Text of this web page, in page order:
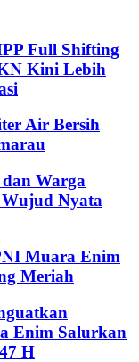
Full Shifting
Kini Lebih
Air Bersih
Warga
Nyata
Muara Enim
Meriah
Enim Salurkan
H